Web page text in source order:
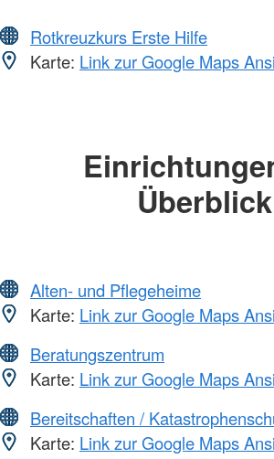
Rotkreuzkurs Erste Hilfe
Karte: Link zur Google Maps
Überblick
Alten- und Pflegeheime
Karte: Link zur Google Maps
Beratungszentrum
Karte: Link zur Google Maps
Bereitschaften /
Karte: Link zur Google Maps